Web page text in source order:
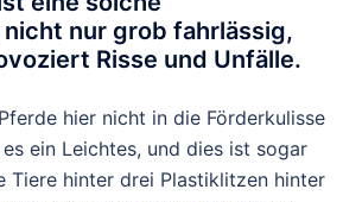
nur grob fahrlässig,
Risse und Unfälle.
hier nicht in die Förderkulisse
ein Leichtes, und dies ist sogar
Tiere hinter drei Plastiklitzen hinter